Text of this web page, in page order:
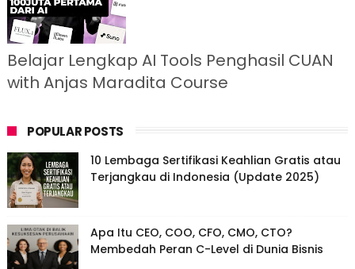
Belajar Lengkap AI Tools Penghasil CUAN
with Anjas Maradita Course
POPULAR POSTS
10 Lembaga Sertifikasi Keahlian Gratis atau
Terjangkau di Indonesia (Update 2025)
Apa Itu CEO, COO, CFO, CMO, CTO?
Membedah Peran C-Level di Dunia Bisnis